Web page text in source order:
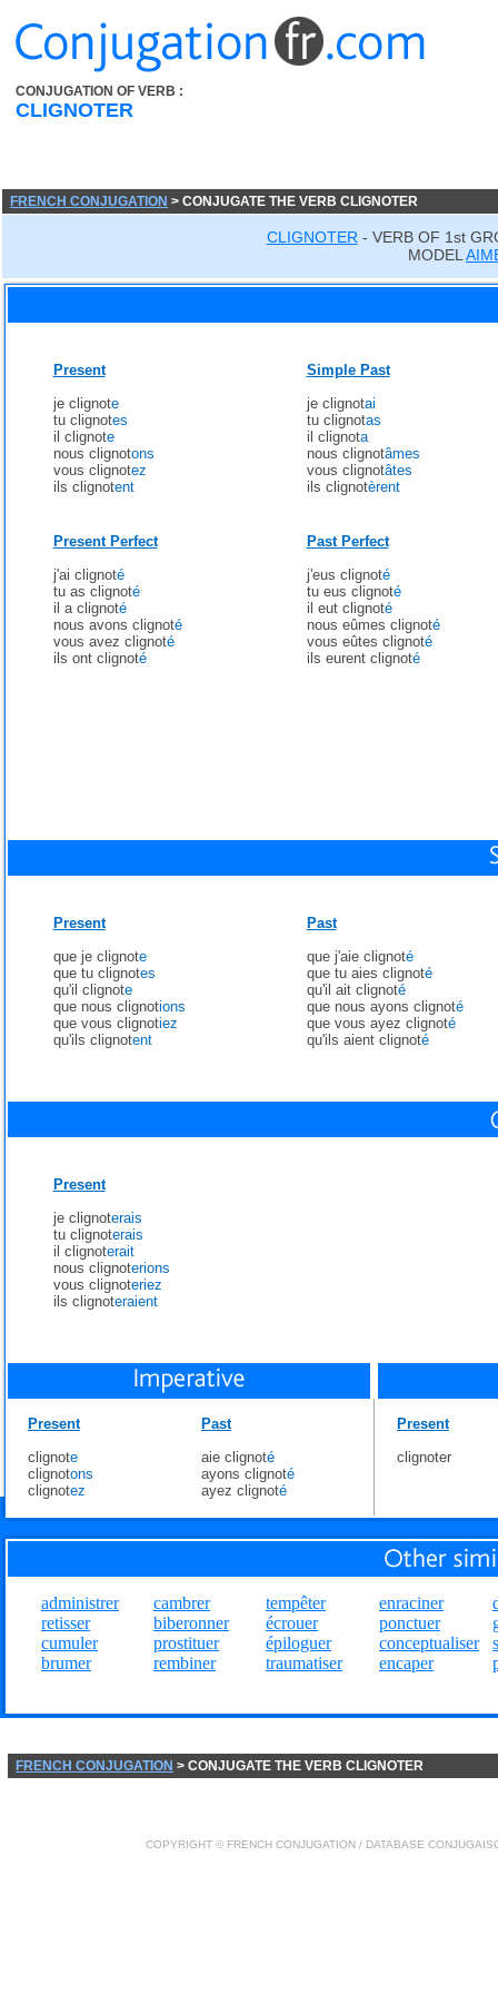
CONJUGATION OF VERB :
CLIGNOTER
FRENCH CONJUGATION > CONJUGATE THE VERB CLIGNOTER
CLIGNOTER - VERB OF 1st
MODEL
Present
je clignote
tu clignotes
il clignote
nous clignotons
vous clignotez
ils clignotent
Simple Past
je clignotai
tu clignotas
il clignota
nous clignotâmes
vous clignotâtes
ils clignotèrent
Present Perfect
j'ai clignoté
tu as clignoté
il a clignoté
nous avons clignoté
vous avez clignoté
ils ont clignoté
Past Perfect
j'eus clignoté
tu eus clignoté
il eut clignoté
nous eûmes clignoté
vous eûtes clignoté
ils eurent clignoté
Present
que je clignote
que tu clignotes
qu'il clignote
que nous clignotions
que vous clignotiez
qu'ils clignotent
Past
que j'aie clignoté
que tu aies clignoté
qu'il ait clignoté
que nous ayons clignoté
que vous ayez clignoté
qu'ils aient clignoté
Present
je clignoterais
tu clignoterais
il clignoterait
nous clignoterions
vous clignoteriez
ils clignoteraient
Present
clignote
clignotons
clignotez
Past
aie clignoté
ayons clignoté
ayez clignoté
Present
clignoter
administrer
retisser
cumuler
brumer
cambrer
biberonner
prostituer
rembiner
tempêter
écrouer
épiloguer
traumatiser
enraciner
ponctuer
conceptualiser
encaper
FRENCH CONJUGATION > CONJUGATE THE VERB CLIGNOTER
COPYRIGHT © FRENCH CONJUGATION / DATABASE